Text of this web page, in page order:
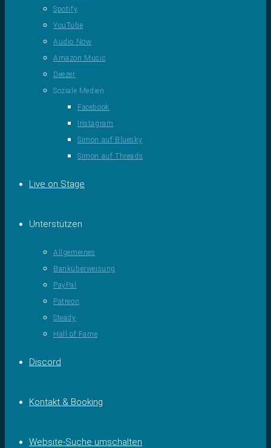
Spotify
YouTube
Audio Now
Amazon Music
Deezer
Soziale Medien
Facebook
Instagram
Simon auf Bluesky
Simon auf Threads
Live on Stage
Unterstützen
Allgemeines
Banküberweisung
PayPal
Patreon
Steady
Hall of Fame
Discord
Kontakt & Booking
Website-Suche umschalten